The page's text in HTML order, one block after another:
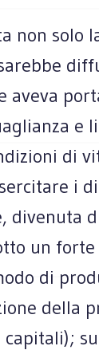
non
aveva
e
di
i
divenuta
un
di
della